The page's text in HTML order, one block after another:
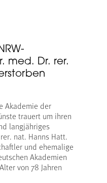
med. Dr. rer.
Akademie der
trauert um ihren
langjähriges
nat. Hanns Hatt.
und ehemalige
Akademien
von 78 Jahren